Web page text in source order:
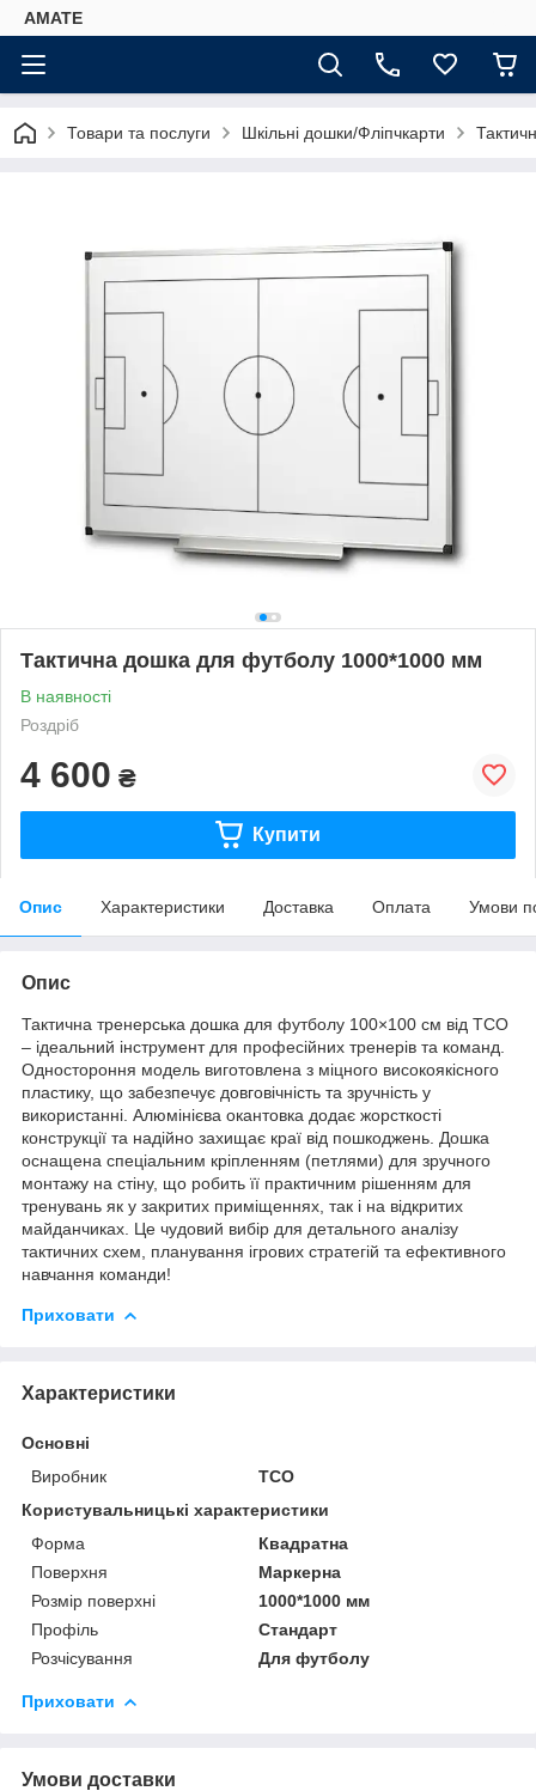
AMATE
Товари та послуги Шкільні дошки/Фліпчкарти
Тактична дошка для футболу 1000*1000 мм
В наявності
Роздріб
4 600 ₴
Купити
Опис Характеристики Доставка Оплата Умови
Опис
Тактична тренерська дошка для футболу 100×100 см від TCO
– ідеальний інструмент для професійних тренерів та команд.
Одностороння модель виготовлена з міцного високоякісного
пластику, що забезпечує довговічність та зручність у
використанні. Алюмінієва окантовка додає жорсткості
конструкції та надійно захищає краї від пошкоджень. Дошка
оснащена спеціальним кріпленням (петлями) для зручного
монтажу на стіну, що робить її практичним рішенням для
тренувань як у закритих приміщеннях, так і на відкритих
майданчиках. Це чудовий вибір для детального аналізу
тактичних схем, планування ігрових стратегій та ефективного
навчання команди!
Приховати
Характеристики
Основні
Виробник
ТСО
Користувальницькі характеристики
Форма
Квадратна
Поверхня
Маркерна
Розмір поверхні
1000*1000 мм
Профіль
Стандарт
Розчісування
Для футболу
Приховати
Умови доставки